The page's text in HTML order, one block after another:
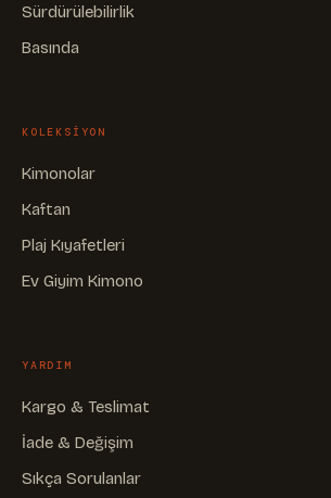
Sürdürülebilirlik
Basında
KOLEKSIYON
Kimonolar
Kaftan
Plaj Kıyafetleri
Ev Giyim Kimono
YARDIM
Kargo & Teslimat
İade & Değişim
Sıkça Sorulanlar